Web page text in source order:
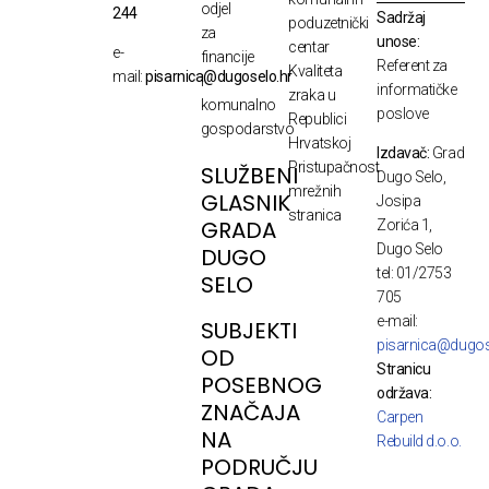
244
e-
mail:pisarnica@dugoselo.hr
odjel
za
financije
i
komunalno
gospodarstvo
SLUŽBENI
GLASNIK
GRADA
DUGO
SELO
SUBJEKTI
OD
POSEBNOG
ZNAČAJA
NA
PODRUČJU
poduzetnički
centar
Kvaliteta
zraka u
Republici
Hrvatskoj
Pristupačnost
mrežnih
stranica
Sadržaj
unose:
Referent za
informatičke
poslove
Izdavač: Grad
Dugo Selo,
Josipa
Zorića 1,
Dugo Selo
tel: 01/2753
705
e-mail:
Stranicu
održava:
Carpen
Rebuild d.o.o.